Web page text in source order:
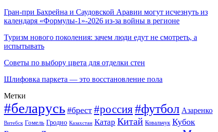
Гран-при Бахрейна и Саудовской Аравии могут исчезнуть из
календаря «Формулы-1»-2026 из-за войны в регионе
Туризм нового поколения: зачем люди едут не смотреть, а
испытывать
Советы по выбору цвета для отделки стен
Шлифовка паркета — это восстановление пола
Метки
#беларусь #брест #россия#футбол Азаренко
Витебск Гомель Гродно Казахстан Катар Китай Ковальчук Кубок